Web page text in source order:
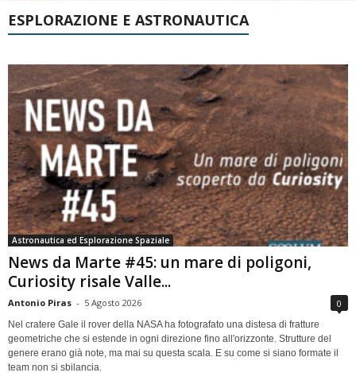
ESPLORAZIONE E ASTRONAUTICA
Astronautica ed Esplorazione Spaziale
News da Marte #45: un mare di poligoni,
Curiosity risale Valle...
Antonio Piras - 5 Agosto 2026 0
Nel cratere Gale il rover della NASA ha fotografato una distesa di fratture
geometriche che si estende in ogni direzione fino all'orizzonte. Strutture del
genere erano già note, ma mai su questa scala. E su come si siano formate il
team non si sbilancia.